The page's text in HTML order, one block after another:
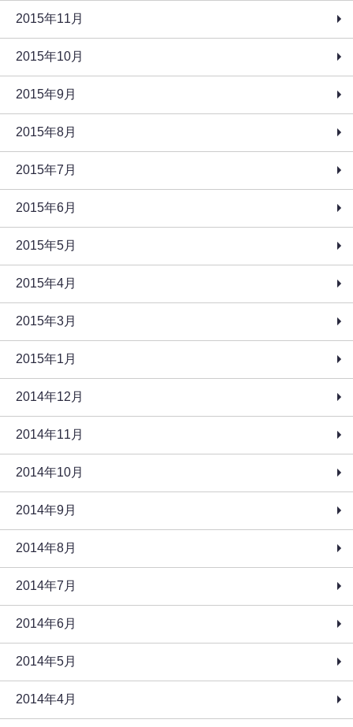
2015年11月
2015年10月
2015年9月
2015年8月
2015年7月
2015年6月
2015年5月
2015年4月
2015年3月
2015年1月
2014年12月
2014年11月
2014年10月
2014年9月
2014年8月
2014年7月
2014年6月
2014年5月
2014年4月